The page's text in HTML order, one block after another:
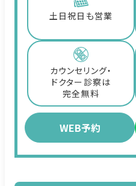
土日祝日も営業
カウンセリング・
ドクター診察は
完全無料
WEB予約